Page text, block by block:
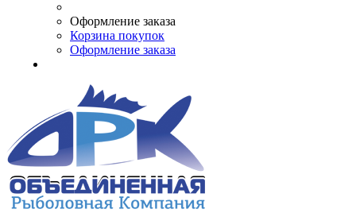
Оформление заказа
Корзина покупок
Оформление заказа